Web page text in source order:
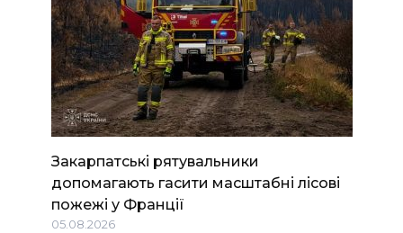
Закарпатські рятувальники
допомагають гасити масштабні лісові
пожежі у Франції
05.08.2026